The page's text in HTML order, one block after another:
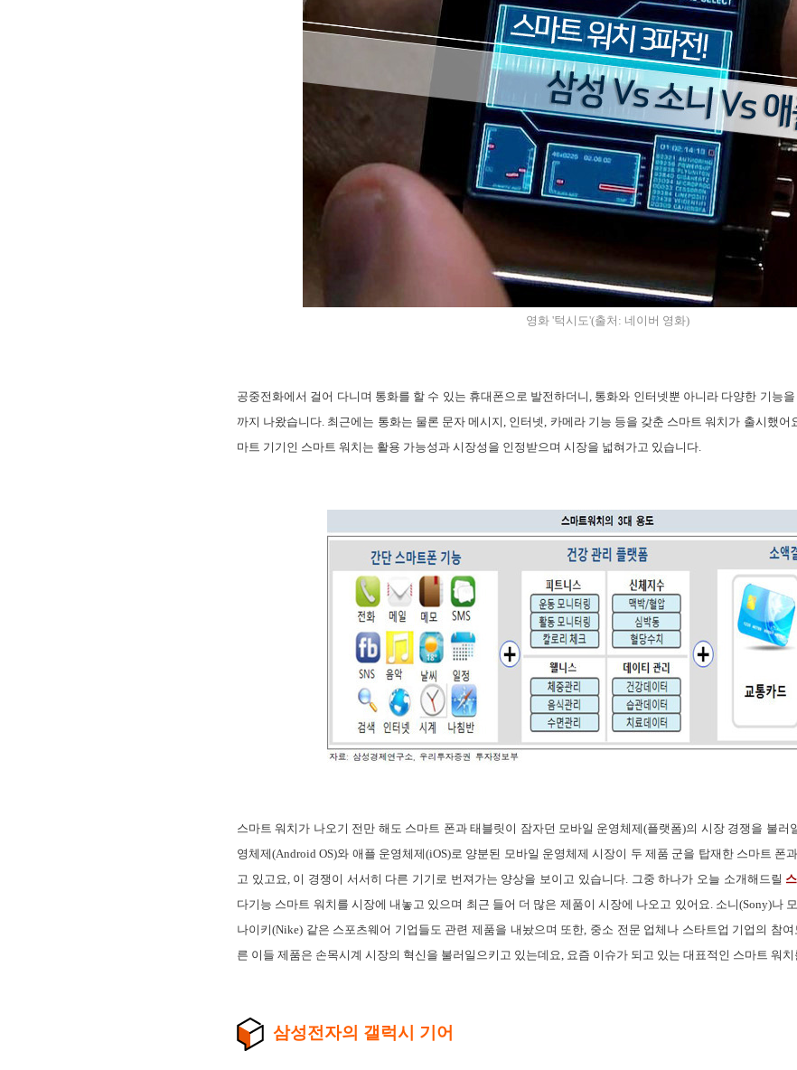
영화 '턱시도'(출처: 네이버 영화)
공중전화에서 걸어 다니며 통화를 할 수 있는 휴대폰으로 발전하더니, 통화와 인터넷뿐 아니라 다양한 기능
까지 나왔습니다. 최근에는 통화는 물론 문자 메시지, 인터넷, 카메라 기능 등을 갖춘 스마트 워치가 출시했어
마트 기기인 스마트 워치는 활용 가능성과 시장성을 인정받으며 시장을 넓혀가고 있습니다.
스마트 워치가 나오기 전만 해도 스마트 폰과 태블릿이 잠자던 모바일 운영체제(플랫폼)의 시장 경쟁을 불러
영체제(Android OS)와 애플 운영체제(iOS)로 양분된 모바일 운영체제 시장이 두 제품 군을 탑재한 스마트 폰
고 있고요, 이 경쟁이 서서히 다른 기기로 번져가는 양상을 보이고 있습니다. 그중 하나가 오늘 소개해드릴
다기능 스마트 워치를 시장에 내놓고 있으며 최근 들어 더 많은 제품이 시장에 나오고 있어요. 소니(Sony)나
나이키(Nike) 같은 스포츠웨어 기업들도 관련 제품을 내놨으며 또한, 중소 전문 업체나 스타트업 기업의 참
른 이들 제품은 손목시계 시장의 혁신을 불러일으키고 있는데요, 요즘 이슈가 되고 있는 대표적인 스마트 워
삼성전자의 갤럭시 기어